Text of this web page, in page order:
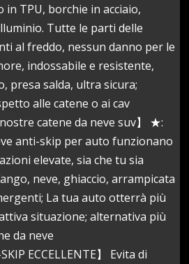
in TPU, borchie in acciaio,
Tutte le parti delle
al freddo, nessun danno per le
indossabile e resistente,
presa salda, ultra sicura;
alle catene o ai cav
catene da neve suv】 ★:
anti-skip per auto funzionano
elevate, sia che tu sia
neve, ghiaccio, arrampicata
La tua auto otterrà più
situazione; alternativa più
da neve
ECCELLENTE】 Evita di